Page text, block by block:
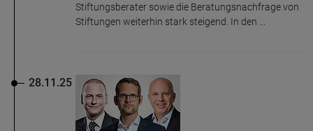
Stiftungsberater sowie die Beratungsnachfrage von
Stiftungen weiterhin stark steigend. In den ...
28.11.25